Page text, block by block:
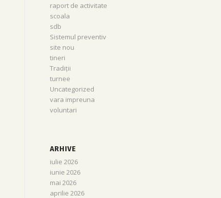
raport de activitate
scoala
sdb
Sistemul preventiv
site nou
tineri
Tradiții
turnee
Uncategorized
vara impreuna
voluntari
ARHIVE
iulie 2026
iunie 2026
mai 2026
aprilie 2026